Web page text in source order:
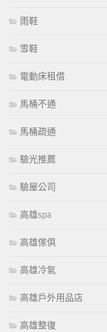
雨鞋
雪鞋
電動床租借
馬桶不通
馬桶疏通
驗光推薦
驗屋公司
高雄spa
高雄傢俱
高雄冷氣
高雄戶外用品店
高雄整復